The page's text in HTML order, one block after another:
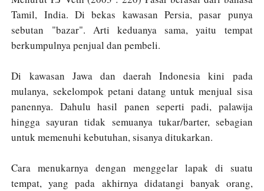
Tamil, India. Di bekas kawasan Persia, pasar punya
sebutan "bazar". Arti keduanya sama, yaitu tempat
berkumpulnya penjual dan pembeli.
Di kawasan Jawa dan daerah Indonesia kini pada
mulanya, sekelompok petani datang untuk menjual sisa
panennya. Dahulu hasil panen seperti padi, palawija
hingga sayuran tidak semuanya tukar/barter, sebagian
untuk memenuhi kebutuhan, sisanya ditukarkan.
Cara menukarnya dengan menggelar lapak di suatu
tempat, yang pada akhirnya didatangi banyak orang,